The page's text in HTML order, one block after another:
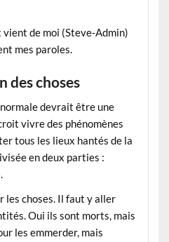
vient de moi (Steve-Admin)
mes paroles.
des choses
devrait être une
vivre des phénomènes
tous les lieux hantés de la
en deux parties :
.
les choses. Il faut y aller
Oui ils sont morts, mais
les emmerder, mais